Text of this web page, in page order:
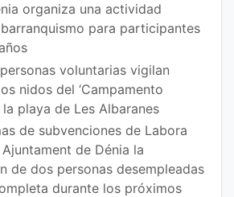
organiza una actividad
para participantes
voluntarias vigilan
nidos del ‘Campamento
la playa de Les Albaranes
de subvenciones de Labora
de Dénia la
de dos personas desempleadas
durante los próximos